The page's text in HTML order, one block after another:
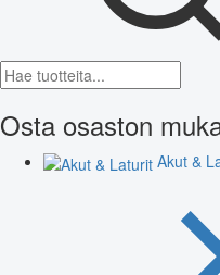
Osta osaston
Akut &